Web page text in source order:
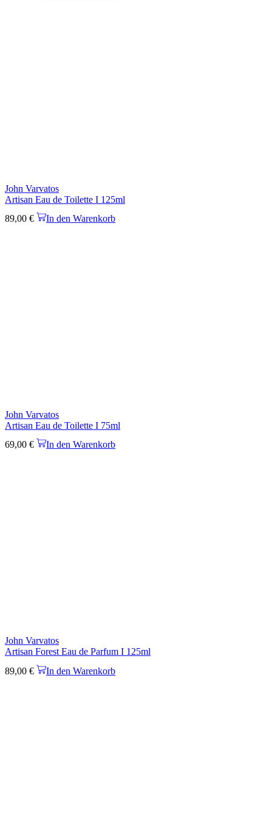
John Varvatos
Artisan Eau de Toilette I 125ml
89,00 € In den Warenkorb
John Varvatos
Artisan Eau de Toilette I 75ml
69,00 € In den Warenkorb
John Varvatos
Artisan Forest Eau de Parfum I 125ml
89,00 € In den Warenkorb